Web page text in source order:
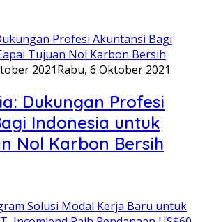
2021Rabu, 6 Oktober 2021
Dukungan Profesi
Indonesia untuk
Nol Karbon Bersih